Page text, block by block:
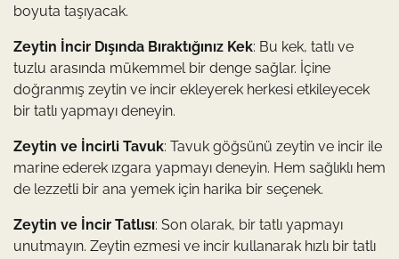
boyuta taşıyacak.
Zeytin İncir Dışında Bıraktığınız Kek: Bu kek, tatlı ve
tuzlu arasında mükemmel bir denge sağlar. İçine
doğranmış zeytin ve incir ekleyerek herkesi etkileyecek
bir tatlı yapmayı deneyin.
Zeytin ve İncirli Tavuk: Tavuk göğsünü zeytin ve incir ile
marine ederek ızgara yapmayı deneyin. Hem sağlıklı hem
de lezzetli bir ana yemek için harika bir seçenek.
Zeytin ve İncir Tatlısı: Son olarak, bir tatlı yapmayı
unutmayın. Zeytin ezmesi ve incir kullanarak hızlı bir tatlı